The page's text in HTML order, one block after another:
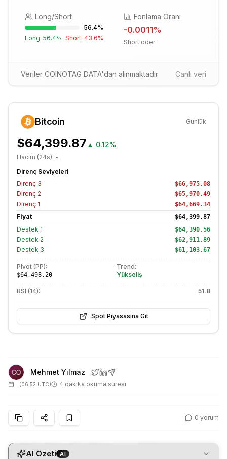
Long/Short
56.4%
Long: 56.4% Short: 43.6%
Fonlama Oranı
-0.0011%
Short öder
Veriler COINOTAG DATA'dan alınmaktadır Canlı veri
Bitcoin Günlük
$64,399.87 ▲ 0.12%
Hacim (24s): -
Direnç Seviyeleri
Direnç 3 $66,975.08
Direnç 2 $65,970.49
Direnç 1 $64,669.34
Fiyat $64,399.87
Destek 1 $64,390.56
Destek 2 $62,911.89
Destek 3 $61,103.67
Pivot (PP):
$64,498.20
Trend:
Yükseliş
RSI (14): 51.8
Spot Piyasasına Git
Mehmet Yılmaz
(06:52 UTC) 4 dakika okuma süresi
0 yorum
AI Özeti AI